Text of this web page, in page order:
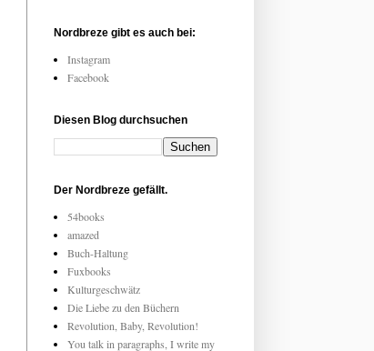
Nordbreze gibt es auch bei:
Instagram
Facebook
Diesen Blog durchsuchen
Der Nordbreze gefällt.
54books
amazed
Buch-Haltung
Fuxbooks
Kulturgeschwätz
Die Liebe zu den Büchern
Revolution, Baby, Revolution!
You talk in paragraphs, I write my